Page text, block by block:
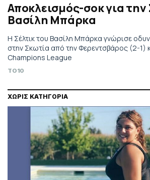
Αποκλεισμός-σοκ για την
Βασίλη Μπάρκα
H Σέλτικ του Βασίλη Μπάρκα γνώρισε
στην Σκωτία από την Φερεντσβάρος (2-1)
Champions League
TO10
ΧΩΡΙΣ ΚΑΤΗΓΟΡΙΑ